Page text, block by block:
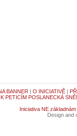
BANNER | O INICIATIVĚ|
PETICÍM POSLANECKÁ
Iniciativa NE základnám
Design and